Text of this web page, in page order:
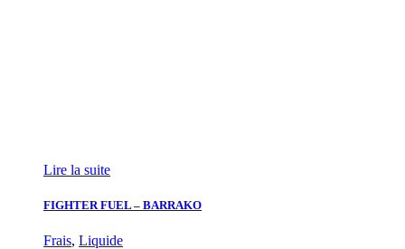
Lire la suite
FIGHTER FUEL – BARRAKO
Frais, Liquide